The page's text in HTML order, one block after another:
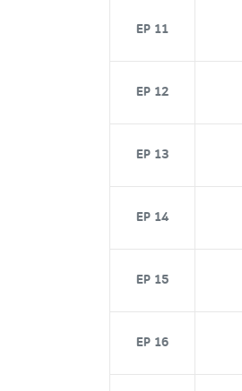
EP 11
EP 12
EP 13
EP 14
EP 15
EP 16